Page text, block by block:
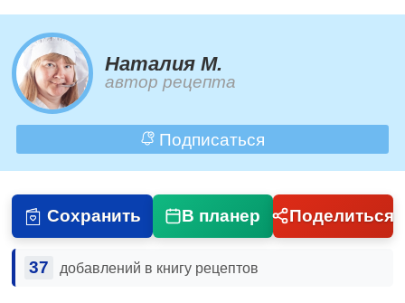
Наталия М.
автор рецепта
Подписаться
Сохранить В планер Поделиться
37 добавлений в книгу рецептов